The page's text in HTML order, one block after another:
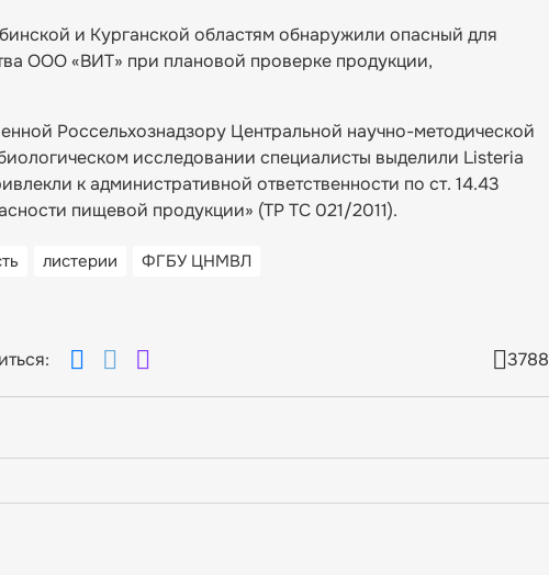
и Курганской областям обнаружили опасный для
ООО «ВИТ» при плановой проверке продукции,
Россельхознадзору Центральной научно-методической
исследовании специалисты выделили Listeria
к административной ответственности по ст. 14.43
пищевой продукции» (ТР ТС 021/2011).
листерии
ФГБУ ЦНМВЛ
3788